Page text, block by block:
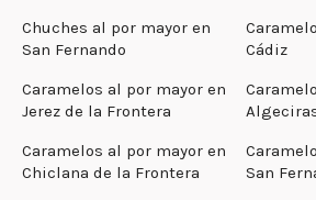
Chuches al por mayor en
San Fernando
Cádiz
Caramelos al por mayor en
Jerez de la Frontera
Caramelos al por mayor en
Chiclana de la Frontera
San